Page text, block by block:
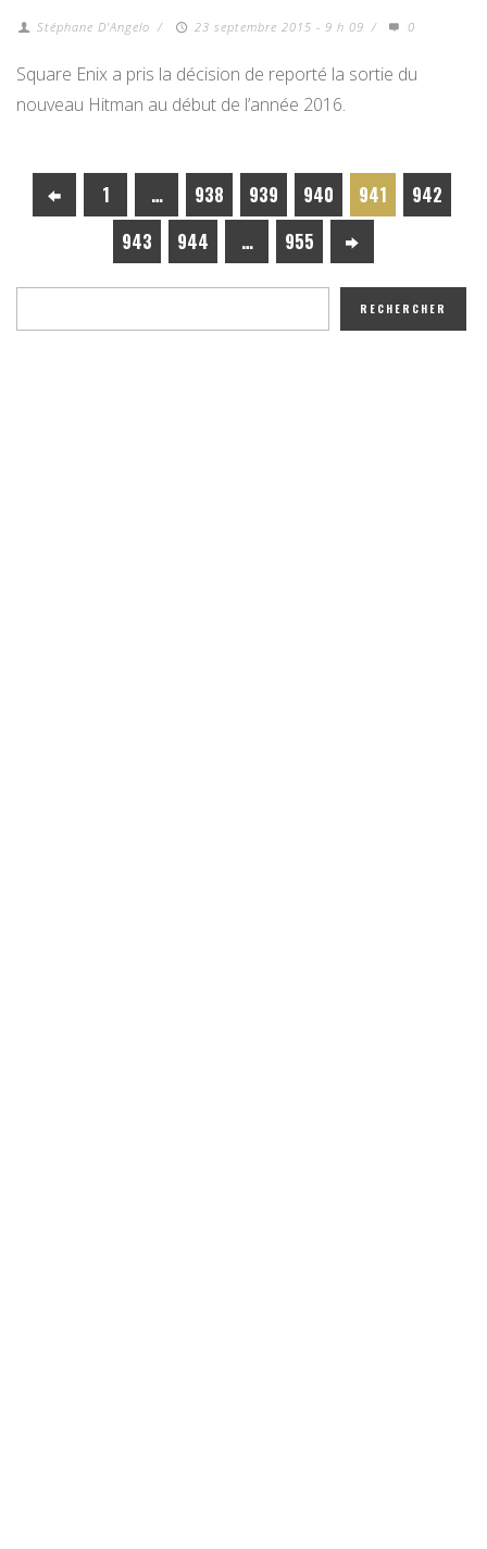
Stéphane D'Angelo / 23 septembre 2015 - 9 h 09 / 0
Square Enix a pris la décision de reporté la sortie du
nouveau Hitman au début de l’année 2016.
1 … 938 939 940 941
942
943
944 … 955
RECHERCHER